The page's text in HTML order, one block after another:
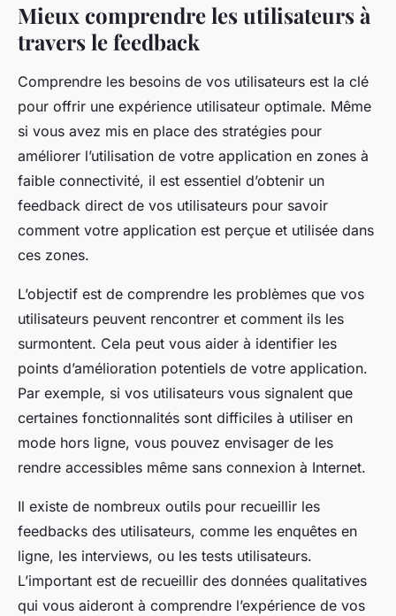
Mieux comprendre les utilisateurs à
travers le feedback
Comprendre les besoins de vos utilisateurs est la clé
pour offrir une expérience utilisateur optimale. Même
si vous avez mis en place des stratégies pour
améliorer l’utilisation de votre application en zones à
faible connectivité, il est essentiel d’obtenir un
feedback direct de vos utilisateurs pour savoir
comment votre application est perçue et utilisée dans
ces zones.
L’objectif est de comprendre les problèmes que vos
utilisateurs peuvent rencontrer et comment ils les
surmontent. Cela peut vous aider à identifier les
points d’amélioration potentiels de votre application.
Par exemple, si vos utilisateurs vous signalent que
certaines fonctionnalités sont difficiles à utiliser en
mode hors ligne, vous pouvez envisager de les
rendre accessibles même sans connexion à Internet.
Il existe de nombreux outils pour recueillir les
feedbacks des utilisateurs, comme les enquêtes en
ligne, les interviews, ou les tests utilisateurs.
L’important est de recueillir des données qualitatives
qui vous aideront à comprendre l’expérience de vos